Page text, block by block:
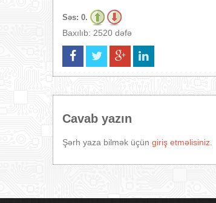
Səs: 0.
Baxılıb: 2520 dəfə
Cavab yazın
Şərh yaza bilmək üçün giriş etməlisiniz